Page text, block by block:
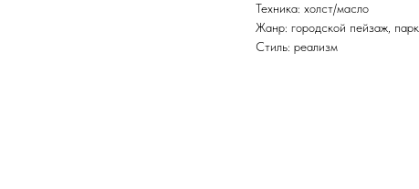
Техника: холст/масло
Жанр: городской пейзаж, парк
Стиль: реализм